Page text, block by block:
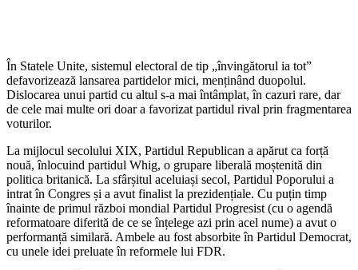
În Statele Unite, sistemul electoral de tip „învingătorul ia tot”
defavorizează lansarea partidelor mici, menținând duopolul.
Dislocarea unui partid cu altul s-a mai întâmplat, în cazuri rare, dar
de cele mai multe ori doar a favorizat partidul rival prin fragmentarea
voturilor.
La mijlocul secolului XIX, Partidul Republican a apărut ca forță
nouă, înlocuind partidul Whig, o grupare liberală moștenită din
politica britanică. La sfârșitul aceluiași secol, Partidul Poporului a
intrat în Congres și a avut finalist la prezidențiale. Cu puțin timp
înainte de primul război mondial Partidul Progresist (cu o agendă
reformatoare diferită de ce se înțelege azi prin acel nume) a avut o
performanță similară. Ambele au fost absorbite în Partidul Democrat,
cu unele idei preluate în reformele lui FDR.